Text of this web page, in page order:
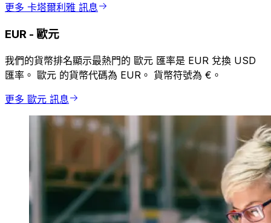
更多 卡塔爾利雅 訊息
EUR - 歐元
我們的貨幣排名顯示最熱門的 歐元 匯率是 EUR 兌換 USD
匯率。 歐元 的貨幣代碼為 EUR。 貨幣符號為 €。
更多 歐元 訊息